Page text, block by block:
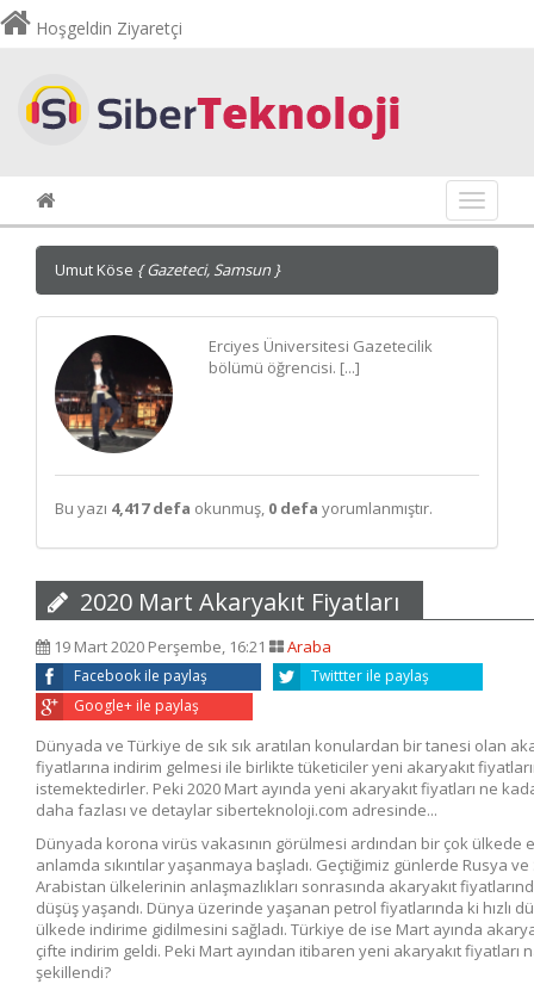
Hoşgeldin Ziyaretçi
Umut Köse { Gazeteci, Samsun }
Erciyes Üniversitesi Gazetecilik
bölümü öğrencisi. [...]
Bu yazı 4,417 defa okunmuş, 0 defa yorumlanmıştır.
2020 Mart Akaryakıt Fiyatları
19 Mart 2020 Perşembe, 16:21 Araba
Facebook ile paylaş
Twittter ile paylaş
Google+ ile paylaş
Dünyada ve Türkiye de sık sık aratılan konulardan bir tanesi olan
fiyatlarına indirim gelmesi ile birlikte tüketiciler yeni akaryakıt
istemektedirler. Peki 2020 Mart ayında yeni akaryakıt fiyatları ne
daha fazlası ve detaylar siberteknoloji.com adresinde...
Dünyada korona virüs vakasının görülmesi ardından bir çok ülkede
anlamda sıkıntılar yaşanmaya başladı. Geçtiğimiz günlerde Rusya
Arabistan ülkelerinin anlaşmazlıkları sonrasında akaryakıt
düşüş yaşandı. Dünya üzerinde yaşanan petrol fiyatlarında ki hızlı
ülkede indirime gidilmesini sağladı. Türkiye de ise Mart ayında
çifte indirim geldi. Peki Mart ayından itibaren yeni akaryakıt fiyatları
şekillendi?